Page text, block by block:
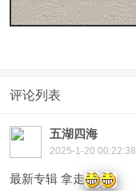
评论列表
五湖四海
2025-1-20 00:22:38
最新专辑 拿走